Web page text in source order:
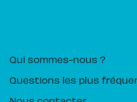
Qui sommes-nous ?
Questions les plus